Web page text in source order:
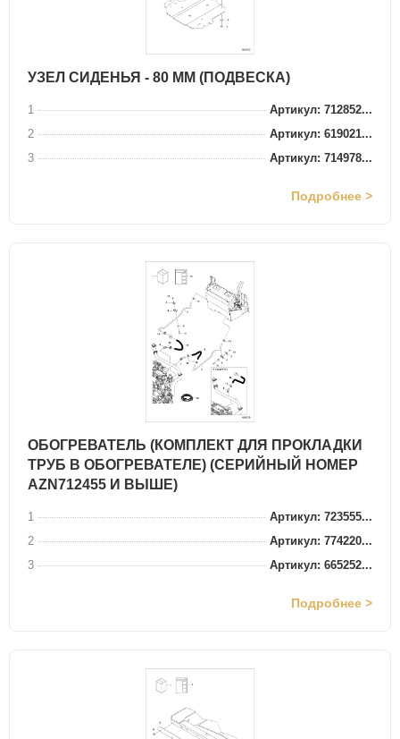
УЗЕЛ СИДЕНЬЯ - 80 ММ (ПОДВЕСКА)
1
Артикул: 712852...
2
Артикул: 619021...
3
Артикул: 714978...
Подробнее >
ОБОГРЕВАТЕЛЬ (КОМПЛЕКТ ДЛЯ ПРОКЛАДКИ
ТРУБ В ОБОГРЕВАТЕЛЕ) (СЕРИЙНЫЙ НОМЕР
AZN712455 И ВЫШЕ)
1
Артикул: 723555...
2
Артикул: 774220...
3
Артикул: 665252...
Подробнее >